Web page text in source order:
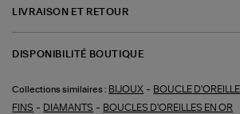
LIVRAISON ET RETOUR
DISPONIBILITÉ BOUTIQUE
Collections similaires : BIJOUX - BOUCLE
FINS - DIAMANTS - BOUCLES D'OREILLES EN OR